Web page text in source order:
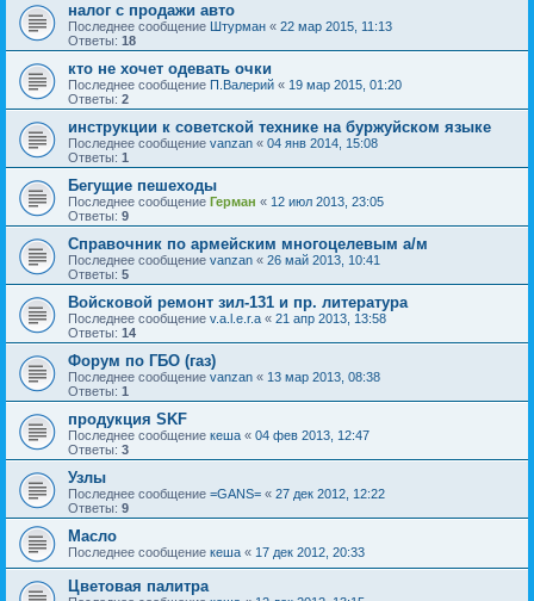
налог с продажи авто
Последнее сообщение Штурман « 22 мар 2015, 11:13
Ответы: 18
кто не хочет одевать очки
Последнее сообщение П.Валерий « 19 мар 2015, 01:20
Ответы: 2
инструкции к советской технике на буржуйском языке
Последнее сообщение vanzan « 04 янв 2014, 15:08
Ответы: 1
Бегущие пешеходы
Последнее сообщение Герман « 12 июл 2013, 23:05
Ответы: 9
Справочник по армейским многоцелевым а/м
Последнее сообщение vanzan « 26 май 2013, 10:41
Ответы: 5
Войсковой ремонт зил-131 и пр. литература
Последнее сообщение v.a.l.e.r.a « 21 апр 2013, 13:58
Ответы: 14
Форум по ГБО (газ)
Последнее сообщение vanzan « 13 мар 2013, 08:38
Ответы: 1
продукция SKF
Последнее сообщение кеша « 04 фев 2013, 12:47
Ответы: 3
Узлы
Последнее сообщение =GANS= « 27 дек 2012, 12:22
Ответы: 9
Масло
Последнее сообщение кеша « 17 дек 2012, 20:33
Цветовая палитра